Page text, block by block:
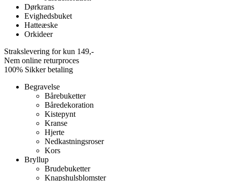
Dørkrans
Evighedsbuket
Hatteæske
Orkideer
Strakslevering for kun 149,-
Nem online returproces
100% Sikker betaling
Begravelse
Bårebuketter
Båredekoration
Kistepynt
Kranse
Hjerte
Nedkastningsroser
Kors
Bryllup
Brudebuketter
Knapshulsblomster